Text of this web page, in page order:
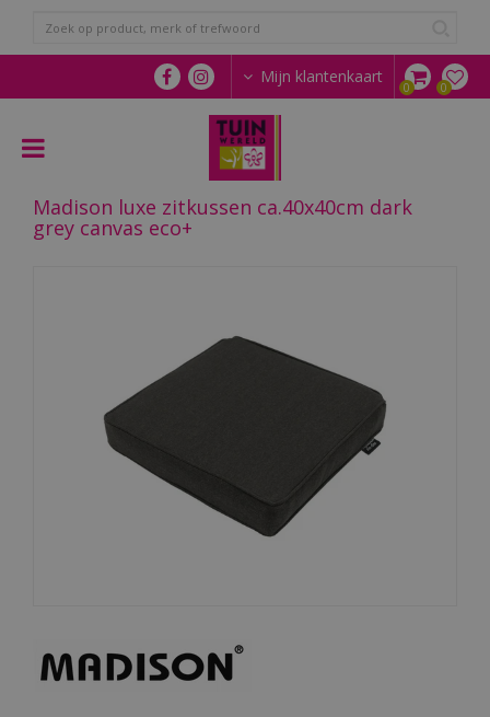
n
a
Mijn klantenkaart
Madison luxe zitkussen ca.40x40cm dark
grey canvas eco+